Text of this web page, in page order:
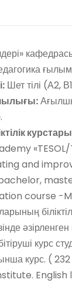
Шет тілі (А2,
and
course -
курс
курс. ( 232